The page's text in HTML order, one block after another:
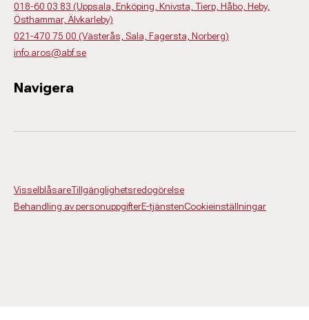
018-60 03 83 (Uppsala, Enköping, Knivsta, Tierp, Håbo, Heby,
Östhammar, Älvkarleby)
021-470 75 00 (Västerås, Sala, Fagersta, Norberg)
info.aros@abf.se
Navigera
VisselblåsareTillgänglighetsredogörelse
Behandling av personuppgifterE-tjänstenCookieinställningar